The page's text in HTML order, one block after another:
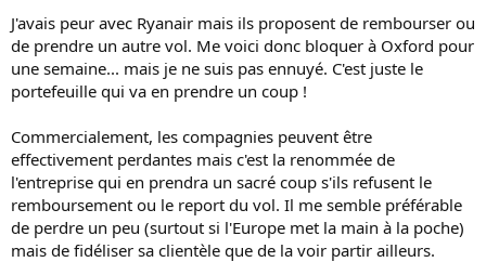
s
i
o
n
J'avais peur avec Ryanair mais ils proposent de rembourser ou
de prendre un autre vol. Me voici donc bloquer à Oxford pour
une semaine... mais je ne suis pas ennuyé. C'est juste le
portefeuille qui va en prendre un coup !
Commercialement, les compagnies peuvent être
effectivement perdantes mais c'est la renommée de
l'entreprise qui en prendra un sacré coup s'ils refusent le
remboursement ou le report du vol. Il me semble préférable
de perdre un peu (surtout si l'Europe met la main à la poche)
mais de fidéliser sa clientèle que de la voir partir ailleurs.